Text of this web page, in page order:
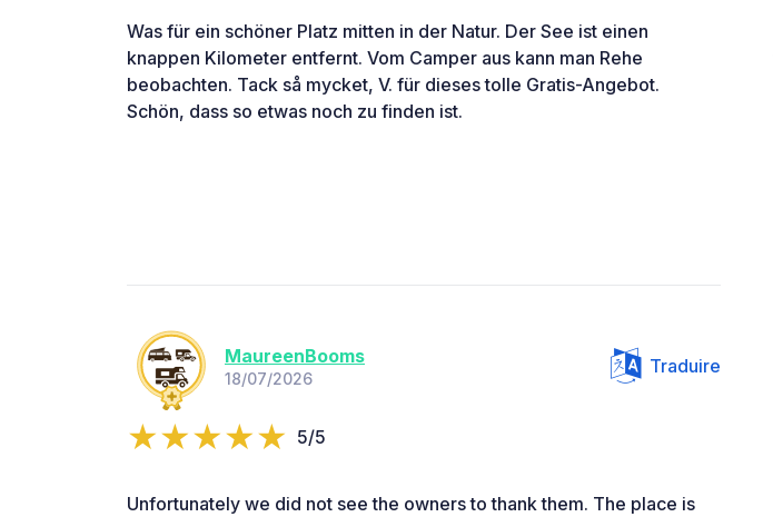
Was für ein schöner Platz mitten in der Natur. Der See ist einen
knappen Kilometer entfernt. Vom Camper aus kann man Rehe
beobachten. Tack så mycket, V. für dieses tolle Gratis-Angebot.
Schön, dass so etwas noch zu finden ist.
MaureenBooms
18/07/2026
Traduire
5/5
Unfortunately we did not see the owners to thank them. The place is